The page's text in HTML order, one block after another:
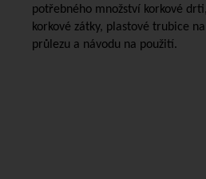
potřebného množství korkové
korkové zátky, plastové trubice
průlezu a návodu na použití.